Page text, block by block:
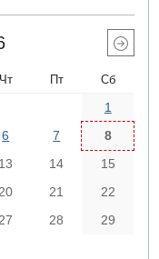
Чт Пт Сб
1
6 7
8
13 14
15
20 21
22
27 28
29